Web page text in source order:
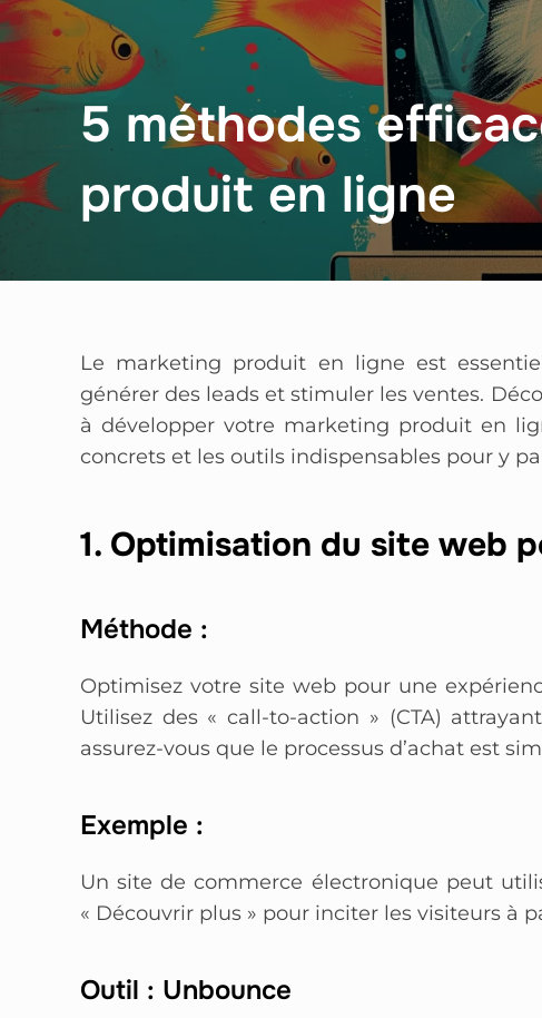
5 méthodes
produit en ligne
Le marketing produit en ligne est
générer des leads et stimuler les ventes.
à développer votre marketing produit en
concrets et les outils indispensables pour y
1. Optimisation du site web
Méthode :
Optimisez votre site web pour une
Utilisez des « call-to-action » (CTA)
assurez-vous que le processus d’achat est
Exemple :
Un site de commerce électronique peut
« Découvrir plus » pour inciter les visiteurs à
Outil : Unbounce